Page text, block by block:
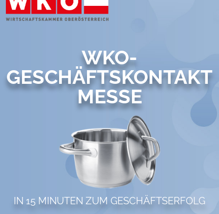
WKO-
GESCHÄFTSKONTAKT
MESSE
IN 15 MINUTEN ZUM GESCHÄFTSERFOLG